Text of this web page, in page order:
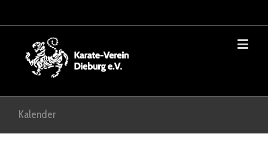
Kalender